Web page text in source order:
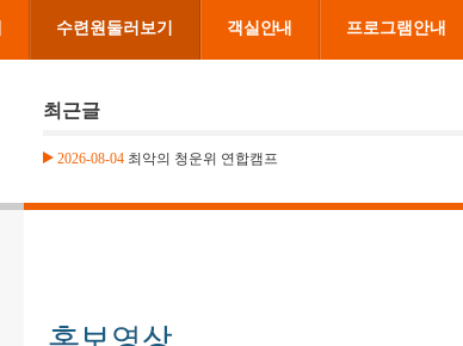
수련원둘러보기 객실안내 프로그램안내
최근글
2026-08-04 최악의 청운위 연합캠프